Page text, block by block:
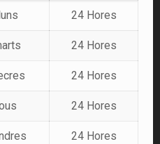
24 Hores
24 Hores
24 Hores
24 Hores
24 Hores